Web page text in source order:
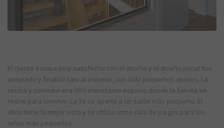
El cliente estaba muy satisfecho con el diseño y el diseño inicial fue
aceptado y finalizó casi al instante, con sólo pequeños ajustes. La
cocina y comedor era otro importante espacio donde la familia se
reúne para convivir. La TV se apartó a un salón más pequeño. El
ático tiene la mejor vista y se utiliza como sala de juegos para los
niños más pequeños.